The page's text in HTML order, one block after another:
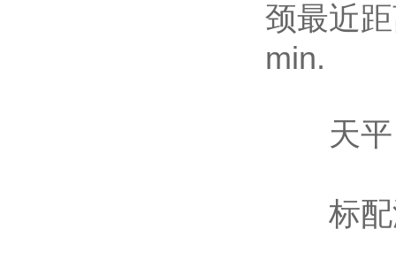
颈最近
min.
天平
标配